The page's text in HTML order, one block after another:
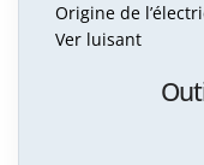
Origine de
Ver luisant